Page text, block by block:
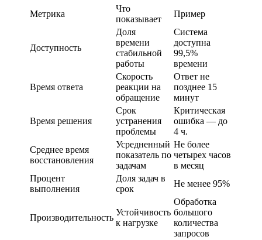
Метрика
Что
показывает
Пример
Доступность
Доля
времени
стабильной
работы
Система
доступна
99,5%
времени
Время ответа
Скорость
реакции на
обращение
Ответ не
позднее 15
минут
Время решения
Срок
устранения
проблемы
Критическая
ошибка — до
4 ч.
Среднее время
восстановления
Усредненный
показатель по
задачам
Не более
четырех часов
в месяц
Процент
выполнения
Доля задач в
срок
Не менее 95%
Производительность
Устойчивость
к нагрузке
Обработка
большого
количества
запросов